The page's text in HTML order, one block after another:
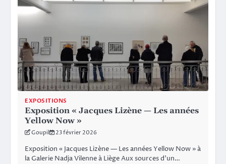
EXPOSITIONS
Exposition « Jacques Lizène — Les années
Yellow Now »
Goupil 23 février 2026
Exposition « Jacques Lizène — Les années Yellow Now » à
la Galerie Nadja Vilenne à Liège Aux sources d’un…